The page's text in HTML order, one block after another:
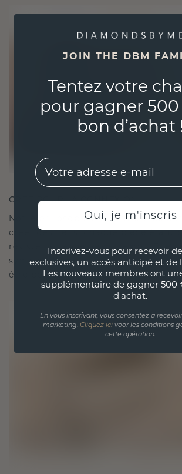
CRÉÉ POUR LA CONNEXION
Notre philosophie en matière de
créer des liens, chaque pièce étant
résister à l'épreuve du temps. Elle
symbole d'amour et de moments
être portée et chérie pour toujours.
JOIN THE DBM
Tentez votre
pour gagner
bon d’achat !
EMail
Oui, je m'inscris
Inscrivez-vous pour recevoir
exclusives, un accès anticipé et de
Les nouveaux membres ont
supplémentaire de gagner 500
d'achat.
En vous inscrivant, vous consentez à
marketing. Cliquez ici voor les conditions
cette opération.